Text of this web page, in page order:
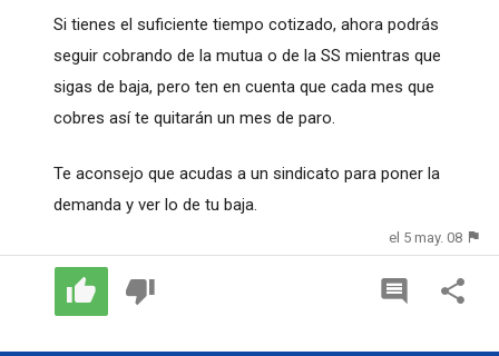
Si tienes el suficiente tiempo cotizado, ahora podrás
seguir cobrando de la mutua o de la SS mientras que
sigas de baja, pero ten en cuenta que cada mes que
cobres así te quitarán un mes de paro.
Te aconsejo que acudas a un sindicato para poner la
demanda y ver lo de tu baja.
el 5 may. 08